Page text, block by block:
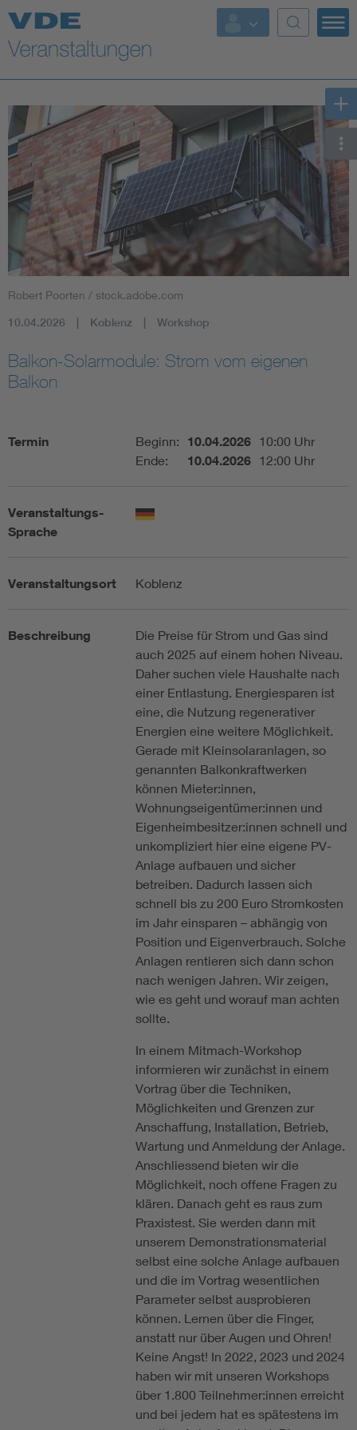
Top Themen
Fokusthemen
Energy
AI & Digital Trust
Health
Mobility
Assisted Living
Energy storage
Robert Poorten / stock.adobe.com
10.04.2026 Koblenz Workshop
Balkon-Solarmodule: Strom vom eigenen
Balkon
Termin Beginn: 10.04.2026 10:00 Uhr
Ende:
10.04.2026 12:00 Uhr
Veranstaltungs-
Sprache
Veranstaltungsort Koblenz
Beschreibung
Die Preise für Strom und Gas sind
auch 2025 auf einem hohen Niveau.
Daher suchen viele Haushalte nach
einer Entlastung. Energiesparen ist
eine, die Nutzung regenerativer
Energien eine weitere Möglichkeit.
Gerade mit Kleinsolaranlagen, so
genannten Balkonkraftwerken
können Mieter:innen,
Wohnungseigentümer:innen und
Eigenheimbesitzer:innen schnell und
unkompliziert hier eine eigene PV-
Anlage aufbauen und sicher
betreiben. Dadurch lassen sich
schnell bis zu 200 Euro Stromkosten
im Jahr einsparen – abhängig von
Position und Eigenverbrauch. Solche
Anlagen rentieren sich dann schon
nach wenigen Jahren. Wir zeigen,
wie es geht und worauf man achten
sollte.
In einem Mitmach-Workshop
informieren wir zunächst in einem
Vortrag über die Techniken,
Möglichkeiten und Grenzen zur
Anschaffung, Installation, Betrieb,
Wartung und Anmeldung der Anlage.
Anschliessend bieten wir die
Möglichkeit, noch offene Fragen zu
klären. Danach geht es raus zum
Praxistest. Sie werden dann mit
unserem Demonstrationsmaterial
selbst eine solche Anlage aufbauen
und die im Vortrag wesentlichen
Parameter selbst ausprobieren
können. Lernen über die Finger,
anstatt nur über Augen und Ohren!
Keine Angst! In 2022, 2023 und 2024
haben wir mit unseren Workshops
über 1.800 Teilnehmer:innen erreicht
und bei jedem hat es spätestens im